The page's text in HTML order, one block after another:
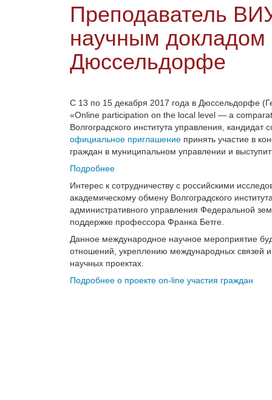
Преподаватель
научным
Дюссельдорфе
С 13 по 15 декабря 2017 года в Дюссельдорфе
«Online participation on the local level — a
Волгоградского института управления,
официальное приглашение принять участие в
граждан в муниципальном управлении и
Подробнее
Интерес к сотрудничеству с российскими
академическому обмену Волгоградского
административного управления Федеральной
поддержке профессора Франка Бетге.
Данное международное научное мероприятие
отношений, укреплению международных связей и
научных проектах.
Подробнее о проекте on-line участия граждан